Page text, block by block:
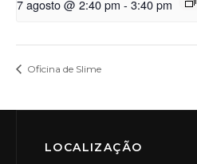
7 agosto @ 2:40 pm - 3:40 pm
Oficina de Slime
LOCALIZAÇÃO